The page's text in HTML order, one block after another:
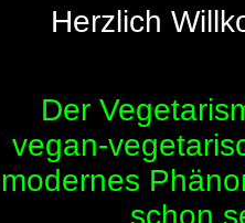
Herzlich
Der
vegan-
modernes
schon